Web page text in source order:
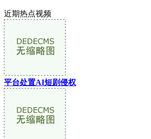
近期热点视频
平台处置AI短剧侵权